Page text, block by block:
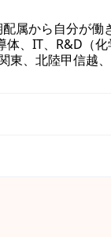
属から自分が働
、IT、R&D（化
東、北陸甲信越